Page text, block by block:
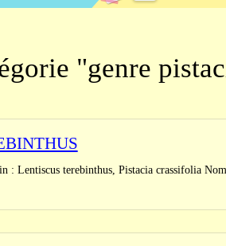
"genre
terebinthus, Pistacia crassifolia